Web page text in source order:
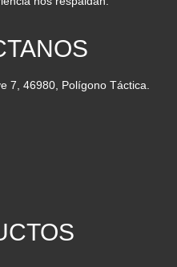
7, 46980, Polígono Táctica.